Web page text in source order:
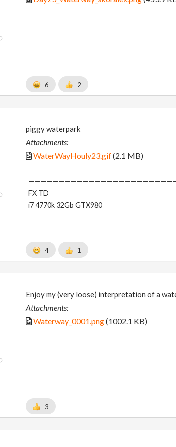
6 2
piggy waterpark
Attachments:
WaterWayHouly23.gif(2.1 MB)
FX TD
i7 4770k 32Gb GTX980
4 1
Enjoy my (very loose) interpretation of a
Attachments:
Waterway_0001.png(1002.1 KB)
3